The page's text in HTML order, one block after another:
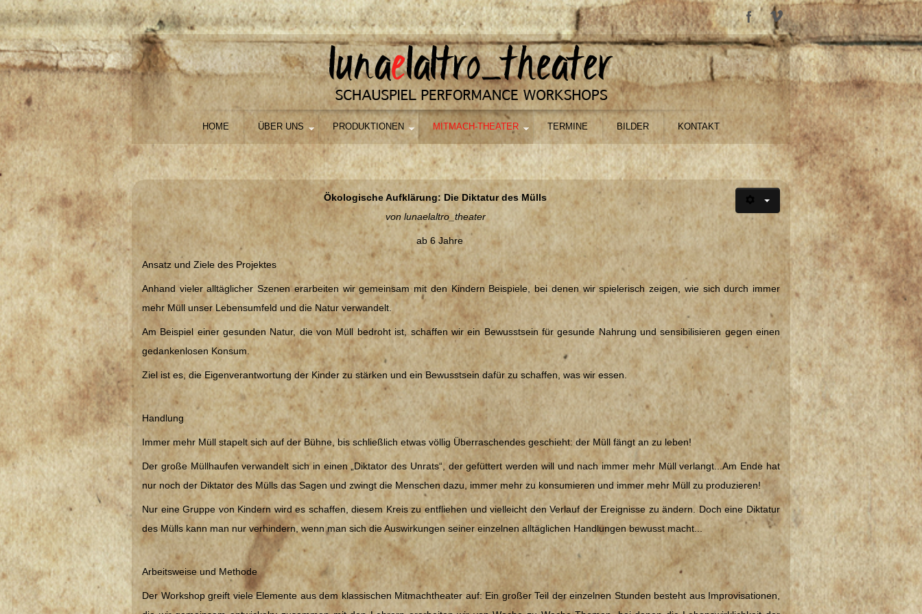
HOME ÜBER UNS PRODUKTIONEN MITMACH-THEATER TERMINE BILDER KONTAKT
Ökologische Aufklärung: Die Diktatur des Mülls
von lunaelaltro_theater
ab 6 Jahre
Ansatz und Ziele des Projektes
Anhand vieler alltäglicher Szenen erarbeiten wir gemeinsam mit den Kindern Beispiele, bei denen wir spielerisch zeigen, wie sich durch immer
mehr Müll unser Lebensumfeld und die Natur verwandelt.
Am Beispiel einer gesunden Natur, die von Müll bedroht ist, schaffen wir ein Bewusstsein für gesunde Nahrung und sensibilisieren gegen einen
gedankenlosen Konsum.
Ziel ist es, die Eigenverantwortung der Kinder zu stärken und ein Bewusstsein dafür zu schaffen, was wir essen.
Handlung
Immer mehr Müll stapelt sich auf der Bühne, bis schließlich etwas völlig Überraschendes geschieht: der Müll fängt an zu leben!
Der große Müllhaufen verwandelt sich in einen „Diktator des Unrats“, der gefüttert werden will und nach immer mehr Müll verlangt...Am Ende hat
nur noch der Diktator des Mülls das Sagen und zwingt die Menschen dazu, immer mehr zu konsumieren und immer mehr Müll zu produzieren!
Nur eine Gruppe von Kindern wird es schaffen, diesem Kreis zu entfliehen und vielleicht den Verlauf der Ereignisse zu ändern. Doch eine Diktatur
des Mülls kann man nur verhindern, wenn man sich die Auswirkungen seiner einzelnen alltäglichen Handlungen bewusst macht...
Arbeitsweise und Methode
Der Workshop greift viele Elemente aus dem klassischen Mitmachtheater auf: Ein großer Teil der einzelnen Stunden besteht aus Improvisationen,